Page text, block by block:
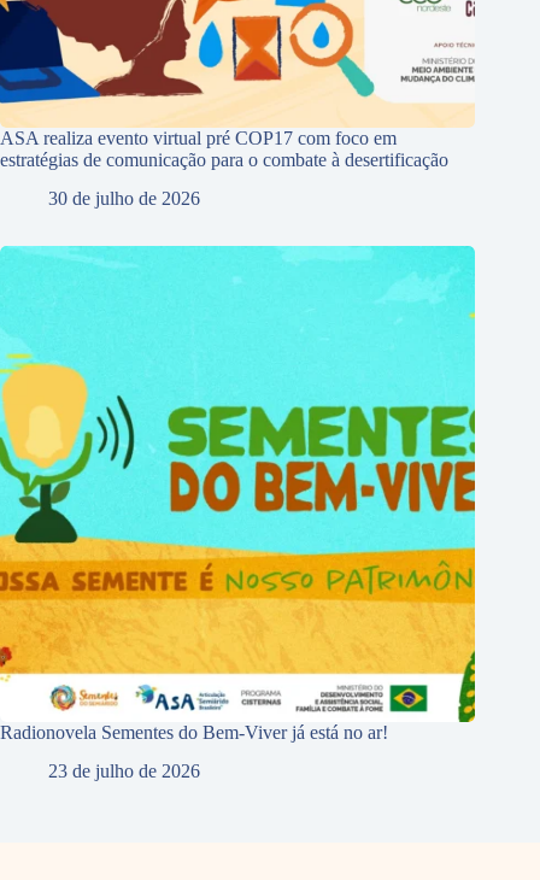
ASA realiza evento virtual pré COP17 com foco em
estratégias de comunicação para o combate à desertificação
30 de julho de 2026
Radionovela Sementes do Bem-Viver já está no ar!
23 de julho de 2026